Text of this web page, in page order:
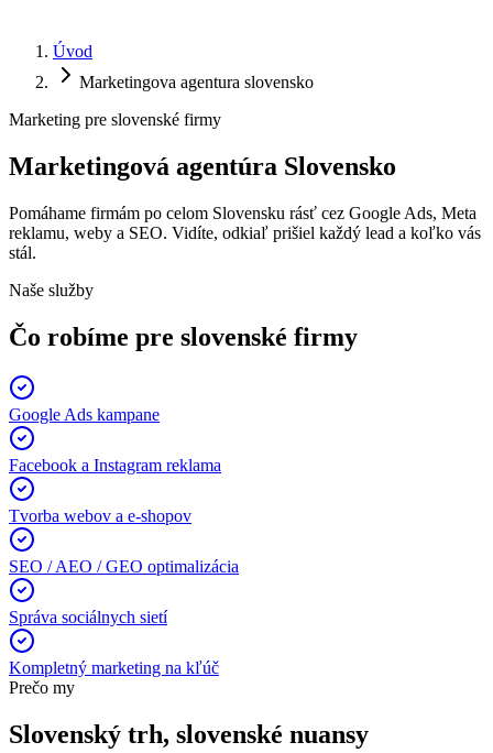
Úvod
Marketingova agentura slovensko
Marketing pre slovenské firmy
Marketingová agentúra Slovensko
Pomáhame firmám po celom Slovensku rásť cez Google Ads, Meta
reklamu, weby a SEO. Vidíte, odkiaľ prišiel každý lead a koľko vás
stál.
Naše služby
Čo robíme pre slovenské firmy
Google Ads kampane
Facebook a Instagram reklama
Tvorba webov a e-shopov
SEO / AEO / GEO optimalizácia
Správa sociálnych sietí
Kompletný marketing na kľúč
Prečo my
Slovenský trh, slovenské nuansy